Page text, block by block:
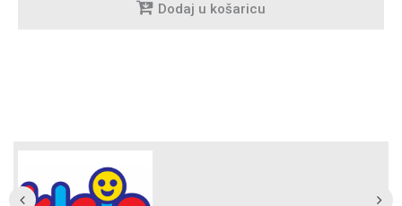
Dodaj u košaricu